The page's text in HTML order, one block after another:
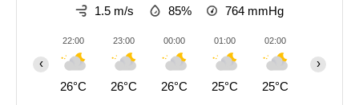
1.5 m/s 85% 764 mmHg
22:00
26°C
23:00
26°C
00:00
26°C
01:00
25°C
02:00
25°C
‹ ›